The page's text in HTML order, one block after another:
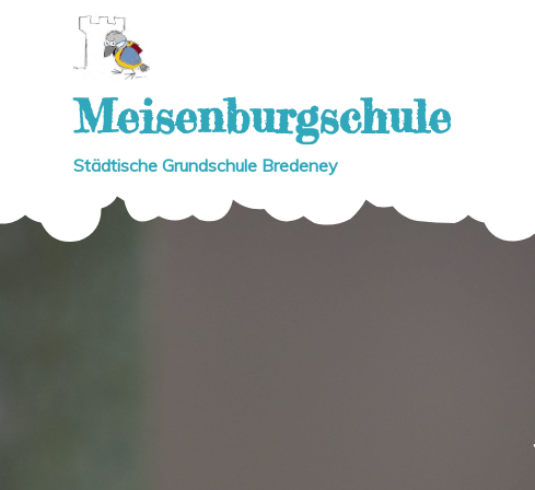
Meisenburgschule
Städtische Grundschule Bredeney